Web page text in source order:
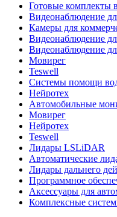
Готовые комплекты
Видеонаблюдение
Камеры для
Видеонаблюдение
Видеонаблюдение
Мовирег
Teswell
Системы помощи
Нейротех
Автомобильные
Мовирег
Нейротех
Teswell
Лидары LSLiDAR
Автоматические
Лидары дальнего
Программное
Аксессуары для
Комплексные